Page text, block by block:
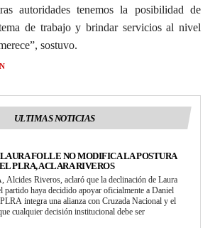
autoridades tenemos la posibilidad de
de trabajo y brindar servicios al nivel
sostuvo.
ULTIMAS NOTICIAS
FOLLE NO MODIFICA LA POSTURA
PLRA, ACLARA RIVEROS
Alcides Riveros, aclaró que la declinación de Laura
partido haya decidido apoyar oficialmente a Daniel
integra una alianza con Cruzada Nacional y el
cualquier decisión institucional debe ser